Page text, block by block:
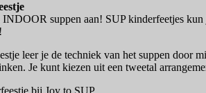
suppen aan! SUP kinderfeetjes
leer je de techniek van het suppen door
Je kunt kiezen uit een tweetal